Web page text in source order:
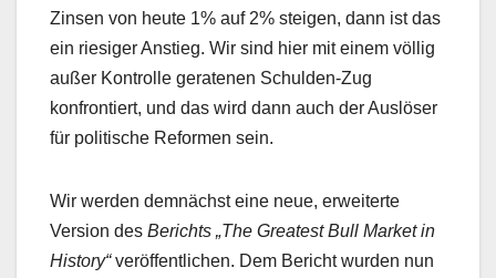
Zinsen von heute 1% auf 2% steigen, dann ist das
ein riesiger Anstieg. Wir sind hier mit einem völlig
außer Kontrolle geratenen Schulden-Zug
konfrontiert, und das wird dann auch der Auslöser
für politische Reformen sein.
Wir werden demnächst eine neue, erweiterte
Version des Berichts „The Greatest Bull Market in
History“veröffentlichen. Dem Bericht wurden nun